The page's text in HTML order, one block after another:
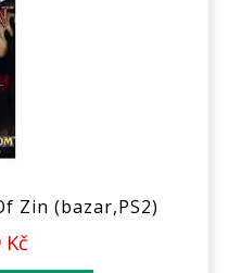
Zin (bazar,PS2)
Kč